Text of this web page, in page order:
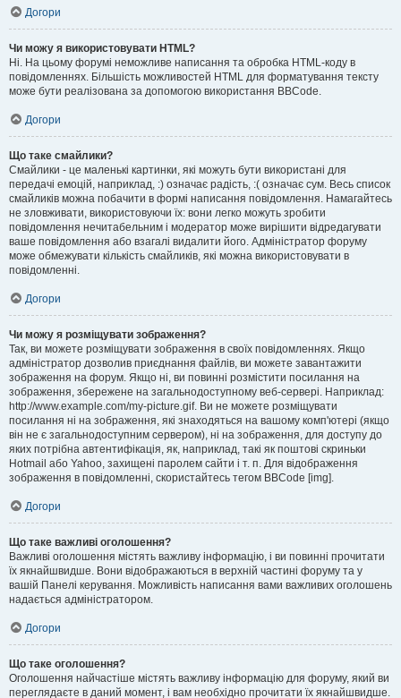
Догори
Чи можу я використовувати HTML?
Ні. На цьому форумі неможливе написання та обробка HTML-коду в
повідомленнях. Більшість можливостей HTML для форматування тексту
може бути реалізована за допомогою використання BBCode.
Догори
Що таке смайлики?
Смайлики - це маленькі картинки, які можуть бути використані для
передачі емоцій, наприклад, :) означає радість, :( означає сум. Весь список
смайликів можна побачити в формі написання повідомлення. Намагайтесь
не зловживати, використовуючи їх: вони легко можуть зробити
повідомлення нечитабельним і модератор може вирішити відредагувати
ваше повідомлення або взагалі видалити його. Адміністратор форуму
може обмежувати кількість смайликів, які можна використовувати в
повідомленні.
Догори
Чи можу я розміщувати зображення?
Так, ви можете розміщувати зображення в своїх повідомленнях. Якщо
адміністратор дозволив приєднання файлів, ви можете завантажити
зображення на форум. Якщо ні, ви повинні розмістити посилання на
зображення, збережене на загальнодоступному веб-сервері. Наприклад:
http://www.example.com/my-picture.gif. Ви не можете розміщувати
посилання ні на зображення, які знаходяться на вашому комп'ютері (якщо
він не є загальнодоступним сервером), ні на зображення, для доступу до
яких потрібна автентифікація, як, наприклад, такі як поштові скриньки
Hotmail або Yahoo, захищені паролем сайти і т. п. Для відображення
зображення в повідомленні, скористайтесь тегом BBCode [img].
Догори
Що таке важливі оголошення?
Важливі оголошення містять важливу інформацію, і ви повинні прочитати
їх якнайшвидше. Вони відображаються в верхній частині форуму та у
вашій Панелі керування. Можливість написання вами важливих оголошень
надається адміністратором.
Догори
Що таке оголошення?
Оголошення найчастіше містять важливу інформацію для форуму, який ви
переглядаєте в даний момент, і вам необхідно прочитати їх якнайшвидше.